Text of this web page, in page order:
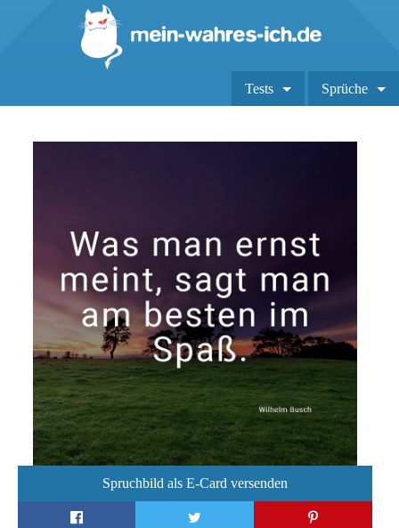
Tests Sprüche
Spruchbild als E-Card versenden